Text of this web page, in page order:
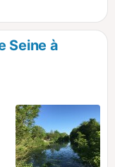
si
Seine à